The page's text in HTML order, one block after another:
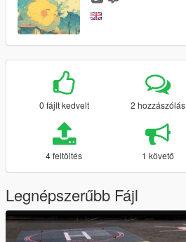
0 fájlt kedvelt 2 hozzászólás
4 feltöltés 1 követő
Legnépszerűbb Fájl